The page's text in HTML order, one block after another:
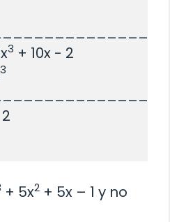
3 + 10x - 2
3
2
+ 5x2 + 5x – 1 y no